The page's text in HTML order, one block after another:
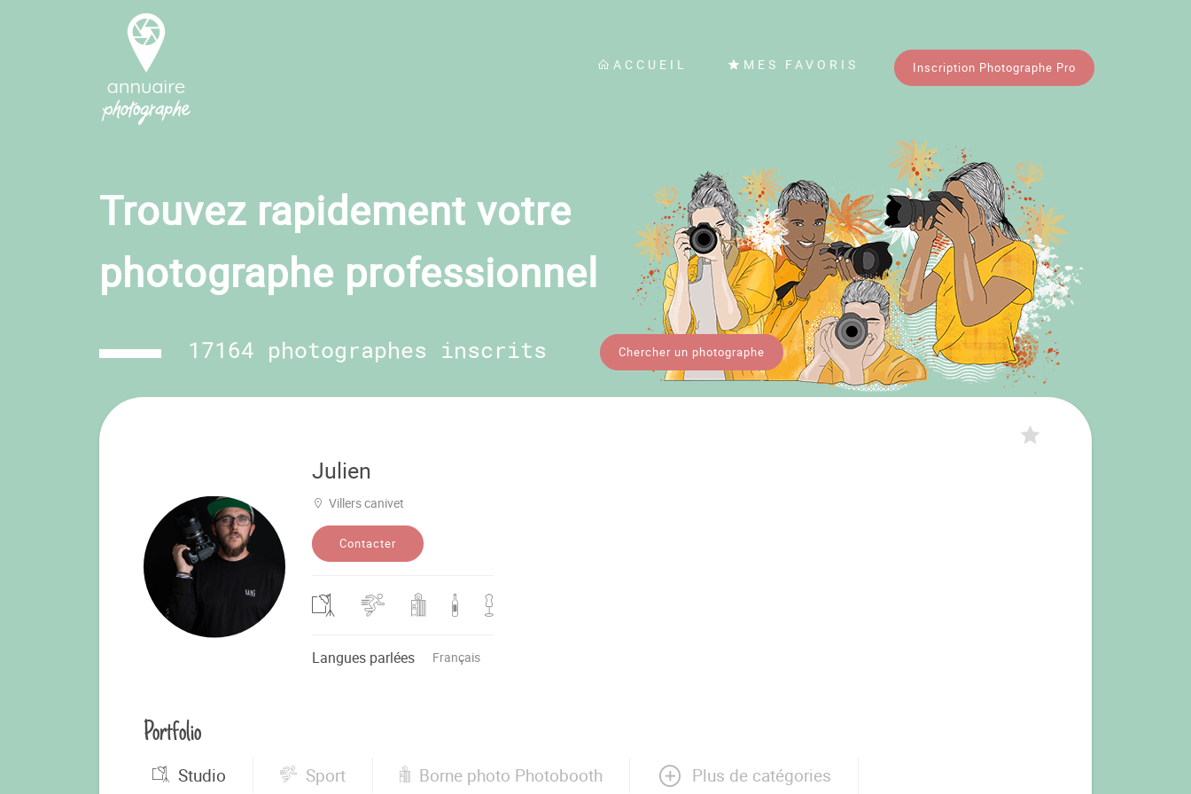
ACCUEIL MES FAVORIS Inscription Photographe Pro
Trouvez rapidement votre
photographe professionnel
17164 photographes inscrits Chercher un photographe
Julien
Villers canivet
Contacter
Langues parlées Français
Portfolio
Studio Sport Borne photo Photobooth Plus de catégories